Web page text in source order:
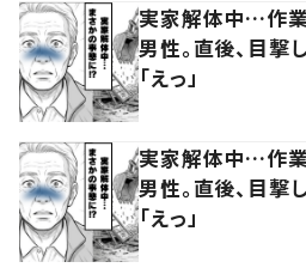
実家解体中…作
男性。直後、目
「えっ」
実家解体中…作
男性。直後、目
「えっ」